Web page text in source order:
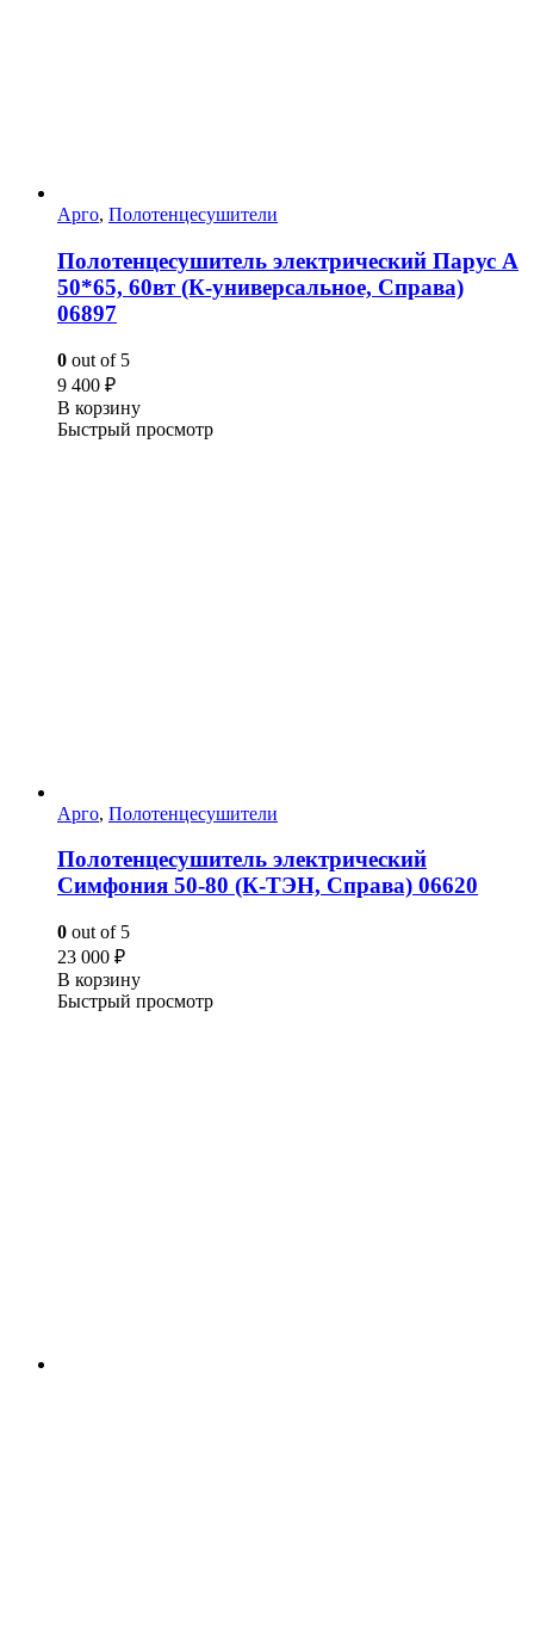
Арго, Полотенцесушители
Полотенцесушитель электрический Парус А
50*65, 60вт (К-универсальное, Справа)
06897
0 out of 5
9 400 ₽
В корзину
Быстрый просмотр
Арго, Полотенцесушители
Полотенцесушитель электрический
Симфония 50-80 (К-ТЭН, Справа) 06620
0 out of 5
23 000 ₽
В корзину
Быстрый просмотр